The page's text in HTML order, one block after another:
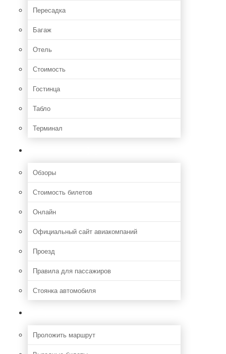
Пересадка
Багаж
Отель
Стоимость
Гостинца
Табло
Терминал
Обзоры
Стоимость билетов
Онлайн
Официальный сайт авиакомпаний
Проезд
Правила для пассажиров
Стоянка автомобиля
Проложить маршрут